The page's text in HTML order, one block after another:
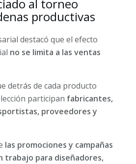
al torneo
productivas
destacó que el efecto
no se limita a las ventas
detrás de cada producto
participan fabricantes,
proveedores y
las promociones y campañas
trabajo para diseñadores,